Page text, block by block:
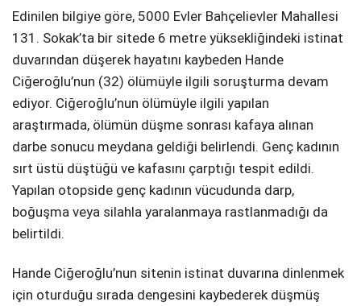
Edinilen bilgiye göre, 5000 Evler Bahçelievler Mahallesi
131. Sokak’ta bir sitede 6 metre yüksekliğindeki istinat
duvarından düşerek hayatını kaybeden Hande
Ciğeroğlu’nun (32) ölümüyle ilgili soruşturma devam
ediyor. Ciğeroğlu’nun ölümüyle ilgili yapılan
araştırmada, ölümün düşme sonrası kafaya alınan
darbe sonucu meydana geldiği belirlendi. Genç kadının
sırt üstü düştüğü ve kafasını çarptığı tespit edildi.
Yapılan otopside genç kadının vücudunda darp,
boğuşma veya silahla yaralanmaya rastlanmadığı da
belirtildi.
Hande Ciğeroğlu’nun sitenin istinat duvarına dinlenmek
için oturduğu sırada dengesini kaybederek düşmüş